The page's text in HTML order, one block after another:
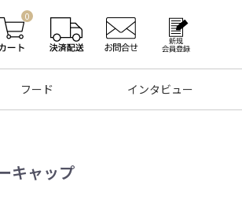
0
フード インタビュー
キャップ